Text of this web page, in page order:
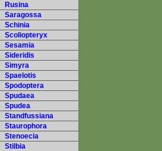
Rusina
Saragossa
Schinia
Scoliopteryx
Sesamia
Sideridis
Simyra
Spaelotis
Spodoptera
Spudaea
Spudea
Standfussiana
Staurophora
Stenoecia
Stilbia